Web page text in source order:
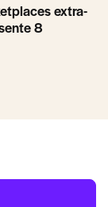
extra-
8